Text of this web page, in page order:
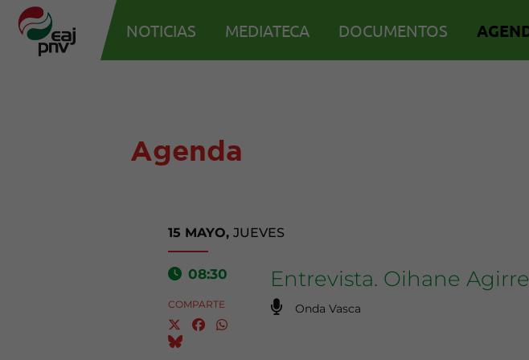
NOTICIAS MEDIATECA DOCUMENTOS
Agenda
15 MAYO, JUEVES
08:30
COMPARTE
Entrevista. Oihane
Onda Vasca